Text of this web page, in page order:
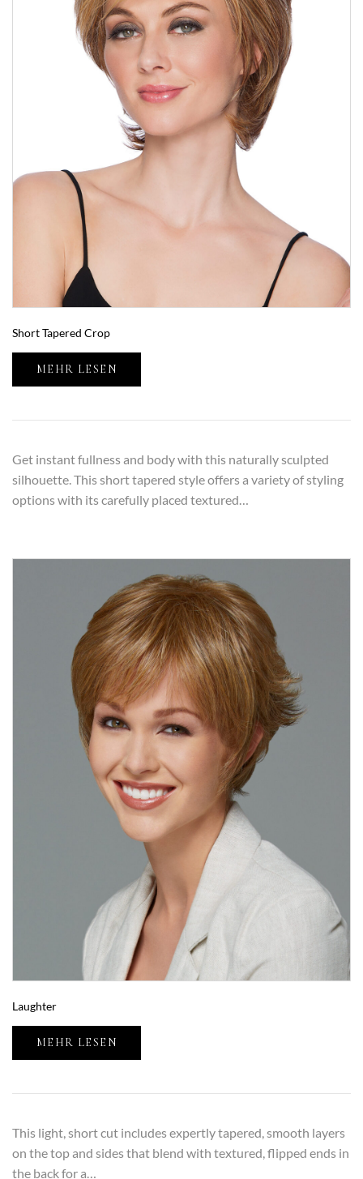
Short Tapered Crop
MEHR LESEN
Get instant fullness and body with this naturally sculpted
silhouette. This short tapered style offers a variety of styling
options with its carefully placed textured…
Laughter
MEHR LESEN
This light, short cut includes expertly tapered, smooth layers
on the top and sides that blend with textured, flipped ends in
the back for a…